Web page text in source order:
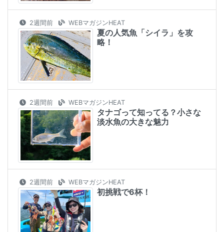
2週間前 WEBマガジンHEAT
夏の人気魚「シイラ」を攻
略！
2週間前 WEBマガジンHEAT
タナゴって知ってる？小さな
淡水魚の大きな魅力
2週間前 WEBマガジンHEAT
初挑戦で6杯！